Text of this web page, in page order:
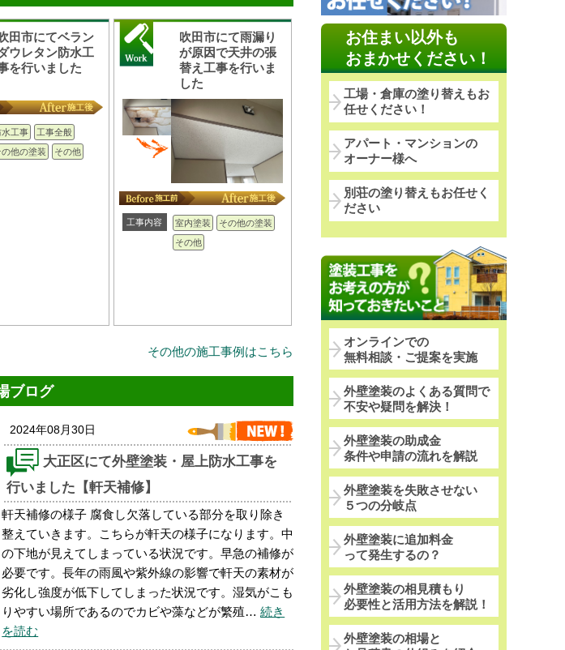
田市にてベラン
ウレタン防水工
を行いました
水工事
工事全般
の他の塗装
その他
吹田市にて雨漏り
が原因で天井の張
替え工事を行いま
した
工事内容 室内塗装
その他の塗装
その他
その他の施工事例はこちら
ブログ
2024年08月30日
大正区にて外壁塗装・屋上防水工事を
行いました【軒天補修】
軒天補修の様子 腐食し欠落している部分を取り除き
整えていきます。こちらが軒天の様子になります。中
の下地が見えてしまっている状況です。早急の補修が
必要です。長年の雨風や紫外線の影響で軒天の素材が
劣化し強度が低下してしまった状況です。湿気がこも
りやすい場所であるのでカビや藻などが繁殖… 続き
を読む
お住まい以外も
おまかせください！
工場・倉庫の塗り替えもお
任せください！
アパート・マンションの
オーナー様へ
別荘の塗り替えもお任せく
ださい
オンラインでの
無料相談・ご提案を実施
外壁塗装のよくある質問で
不安や疑問を解決！
外壁塗装の助成金
条件や申請の流れを解説
外壁塗装を失敗させない
５つの分岐点
外壁塗装に追加料金
って発生するの？
外壁塗装の相見積もり
必要性と活用方法を解説！
外壁塗装の相場と